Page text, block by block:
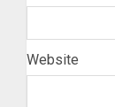
Website